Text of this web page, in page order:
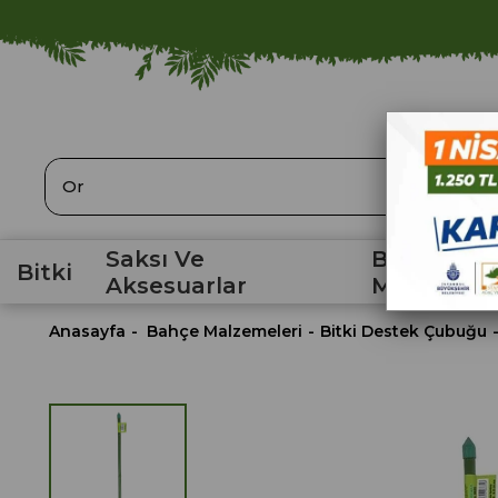
ARA
Bitki
Saksı Ve
Aksesuarlar
Bahçe
Anasayfa Bahçe Malzemeleri Bitki Destek Çubuğu